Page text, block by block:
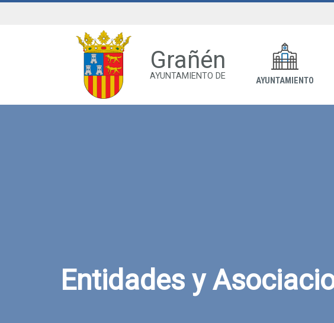
Grañén
AYUNTAMIENTO DE AYUNTAMIENTO
Entidades y